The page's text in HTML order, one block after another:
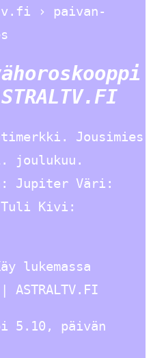
› paivan-
Jousimies
joulukuu.
Jupiter Väri:
Kivi:
lukemassa
5.10, päivän